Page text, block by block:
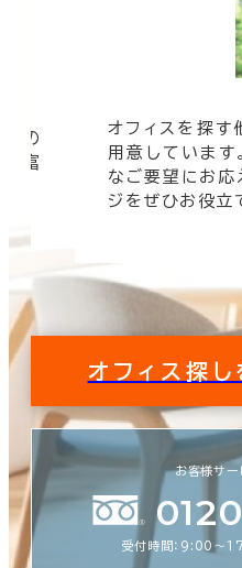
の
豊富
オフィスを探す
用意しています
なご要望にお応
ジをぜひお役立
オフィス探
お客様サー
受付時間：9:00〜